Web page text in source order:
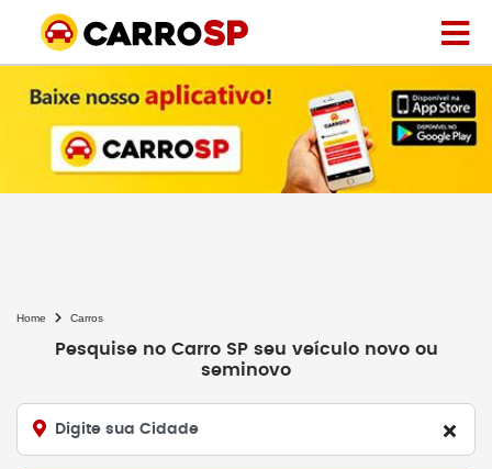
Home Carros
Pesquise no Carro SP seu veículo novo ou
seminovo
Digite sua Cidade